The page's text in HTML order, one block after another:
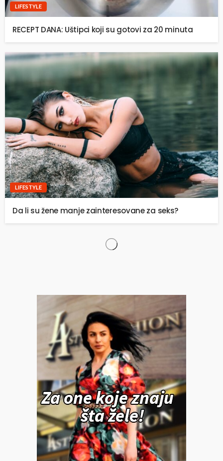
LIFESTYLE
RECEPT DANA: Uštipci koji su gotovi za 20 minuta
LIFESTYLE
Da li su žene manje zainteresovane za seks?